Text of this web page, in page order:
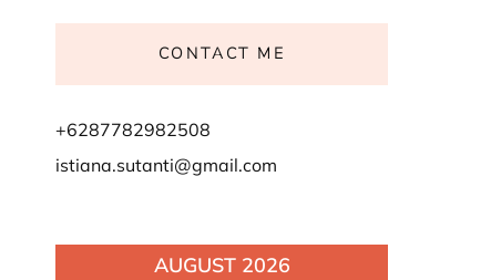
CONTACT ME
+6287782982508
istiana.sutanti@gmail.com
AUGUST 2026